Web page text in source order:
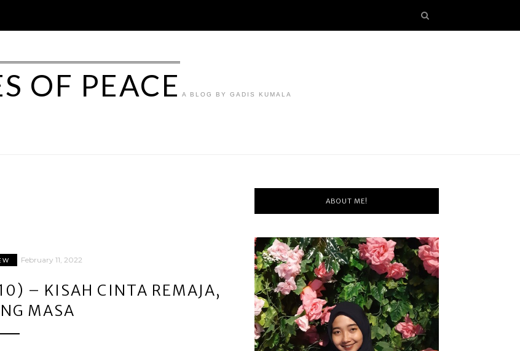
OF PEACE A BLOG BY GADIS KUMALA
February 11, 2022
– KISAH CINTA REMAJA,
MASA
ABOUT ME!